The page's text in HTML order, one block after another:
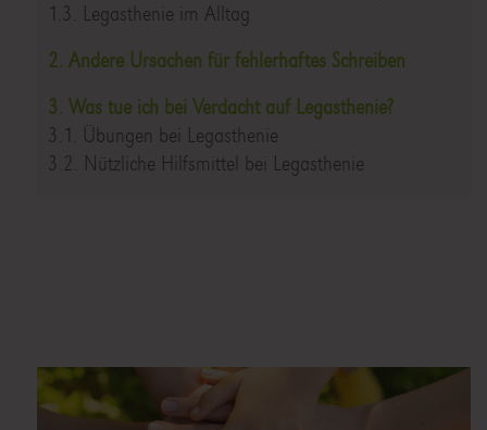
1.3. Legasthenie im Alltag
2. Andere Ursachen für fehlerhaftes Schreiben
3. Was tue ich bei Verdacht auf Legasthenie?
3.1. Übungen bei Legasthenie
3.2. Nützliche Hilfsmittel bei Legasthenie